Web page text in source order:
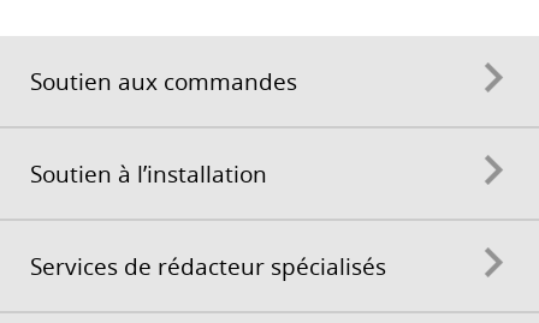
Soutien aux commandes
Soutien à l’installation
Services de rédacteur spécialisés